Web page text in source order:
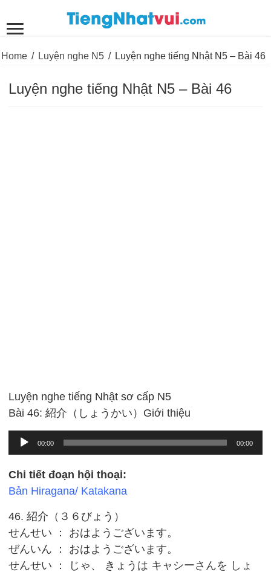
Home / Luyện nghe N5 / Luyện nghe tiếng Nhật N5 – Bài 46
Luyện nghe tiếng Nhật N5 – Bài 46
Luyện nghe tiếng Nhật sơ cấp N5
Bài 46: 紹介（しょうかい）Giới thiệu
Audio
Player
00:00 00:00
Chi tiết đoạn hội thoại:
Bản Hiragana/ Katakana
46. 紹介（３６びょう）
せんせい ： おはようございます。
ぜんいん ： おはようございます。
せんせい ： じゃ、 きょうは キャシーさんを しょ